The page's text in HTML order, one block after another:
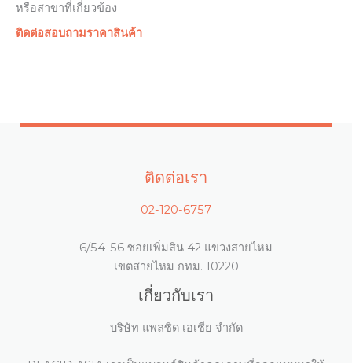
หรือสาขาที่เกี่ยวข้อง
ติดต่อสอบถามราคาสินค้า
ติดต่อเรา
02-120-6757
6/54-56 ซอยเพิ่มสิน 42 แขวงสายไหม
เขตสายไหม กทม. 10220
เกี่ยวกับเรา
บริษัท แพลซิด เอเชีย จำกัด